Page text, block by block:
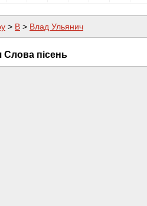
> В > Влад Ульянич
Слова пісень